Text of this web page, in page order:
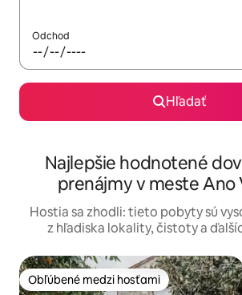
Odchod
Hľadať
Najlepšie hodnotené
prenájmy v meste Ano
Hostia sa zhodli: tieto pobyty sú
z hľadiska lokality, čistoty a
Obľúbené medzi hosťami
Obľúbené medzi hosťami